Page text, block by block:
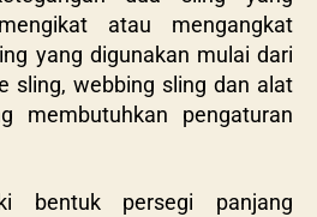
atau mengangkat
yang digunakan mulai dari
sling, webbing sling dan alat
membutuhkan pengaturan
bentuk persegi panjang